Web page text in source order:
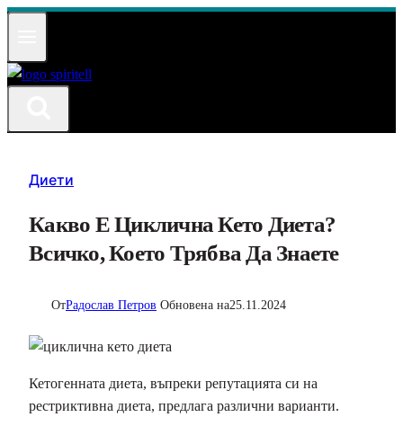
Към
Диети
Какво Е Циклична Кето Диета?
Всичко, Което Трябва Да Знаете
ОтРадослав Петров Обновена на25.11.2024
Кетогенната диета, въпреки репутацията си на
рестриктивна диета, предлага различни варианти.